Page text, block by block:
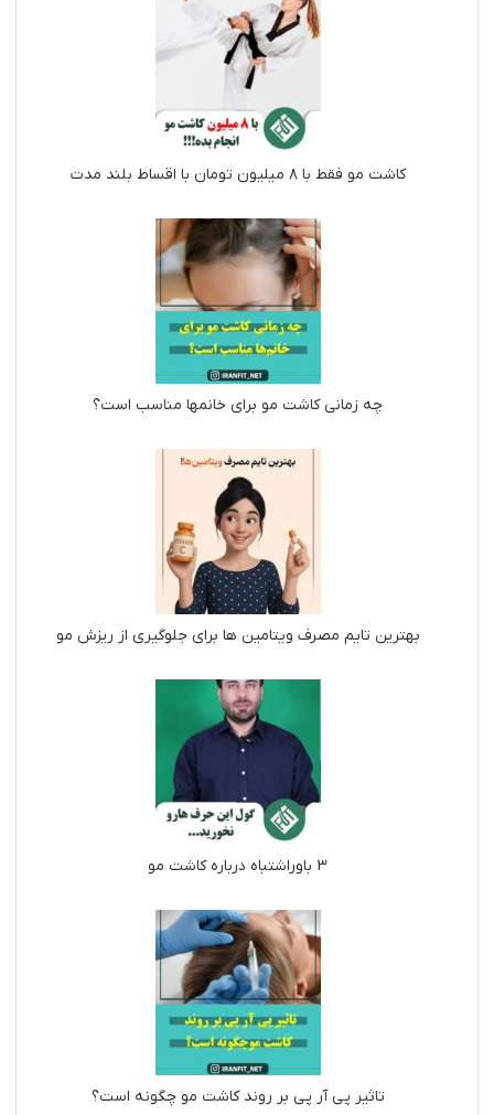
کاشت مو فقط با ۸ میلیون تومان با اقساط بلند مدت
چه زمانی کاشت مو برای خانمها مناسب است؟
بهترین تایم مصرف ویتامین ها برای جلوگیری از ریزش مو
3 باوراشتباه درباره کاشت مو
تاثیر پی آر پی بر روند کاشت مو چگونه است؟